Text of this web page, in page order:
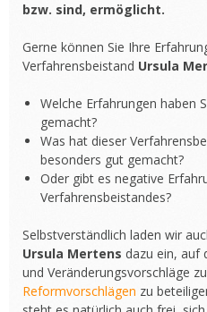
bzw. sind, ermöglicht.
Gerne können Sie Ihre
Verfahrensbeistand Ursula
Welche Erfahrungen haben
gemacht?
Was hat dieser
besonders gut gemacht?
Oder gibt es negative
Verfahrensbeistandes?
Selbstverständlich laden wir
Ursula Mertens dazu ein, auf
und Veränderungsvorschläge
Reformvorschlägen zu